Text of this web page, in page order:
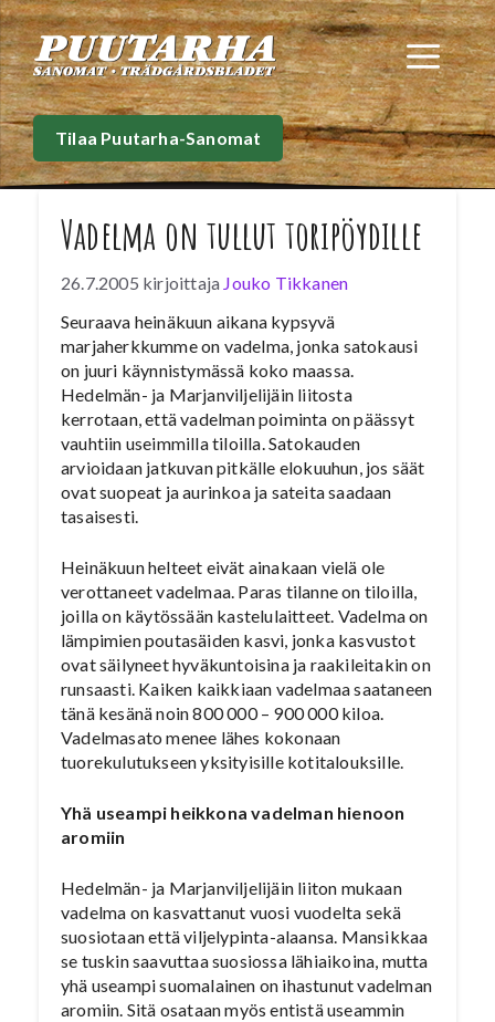
Siirry
sisältöön
Tilaa Puutarha-Sanomat
Vadelma on tullut toripöydille
26.7.2005 kirjoittaja Jouko Tikkanen
Seuraava heinäkuun aikana kypsyvä
marjaherkkumme on vadelma, jonka satokausi
on juuri käynnistymässä koko maassa.
Hedelmän- ja Marjanviljelijäin liitosta
kerrotaan, että vadelman poiminta on päässyt
vauhtiin useimmilla tiloilla. Satokauden
arvioidaan jatkuvan pitkälle elokuuhun, jos säät
ovat suopeat ja aurinkoa ja sateita saadaan
tasaisesti.
Heinäkuun helteet eivät ainakaan vielä ole
verottaneet vadelmaa. Paras tilanne on tiloilla,
joilla on käytössään kastelulaitteet. Vadelma on
lämpimien poutasäiden kasvi, jonka kasvustot
ovat säilyneet hyväkuntoisina ja raakileitakin on
runsaasti. Kaiken kaikkiaan vadelmaa saataneen
tänä kesänä noin 800 000 – 900 000 kiloa.
Vadelmasato menee lähes kokonaan
tuorekulutukseen yksityisille kotitalouksille.
Yhä useampi heikkona vadelman hienoon
aromiin
Hedelmän- ja Marjanviljelijäin liiton mukaan
vadelma on kasvattanut vuosi vuodelta sekä
suosiotaan että viljelypinta-alaansa. Mansikkaa
se tuskin saavuttaa suosiossa lähiaikoina, mutta
yhä useampi suomalainen on ihastunut vadelman
aromiin. Sitä osataan myös entistä useammin